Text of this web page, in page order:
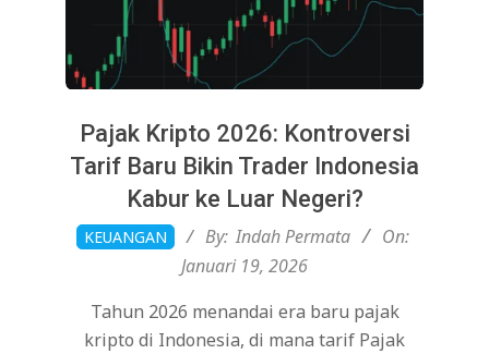
Pajak Kripto 2026: Kontroversi
Tarif Baru Bikin Trader Indonesia
Kabur ke Luar Negeri?
2026-
01-
KEUANGAN By: Indah Permata
On:
Januari 19, 2026
Tahun 2026 menandai era baru pajak
kripto di Indonesia, di mana tarif Pajak